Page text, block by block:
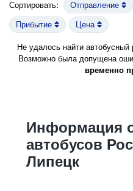
Сортировать: Отправление
Прибытие Цена
Не удалось найти автобусный
Возможно была допущена
временно
Информация
автобусов
Липецк